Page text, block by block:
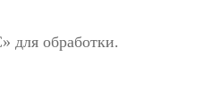
для обработки.